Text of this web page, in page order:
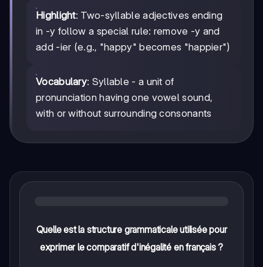
Highlight: Two-syllable adjectives ending
in -y follow a special rule: remove -y and
add -ier (e.g., "happy" becomes "happier")
Vocabulary: Syllable - a unit of
pronunciation having one vowel sound,
with or without surrounding consonants
Quelle est la structure grammaticale utilisée pour
exprimer le comparatif d'inégalité en français ?